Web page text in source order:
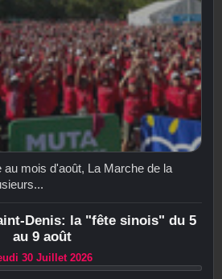
mois d'août, La Marche de la
Denis: la "fête sinois" du 5
au 9 août
30 Juillet 2026